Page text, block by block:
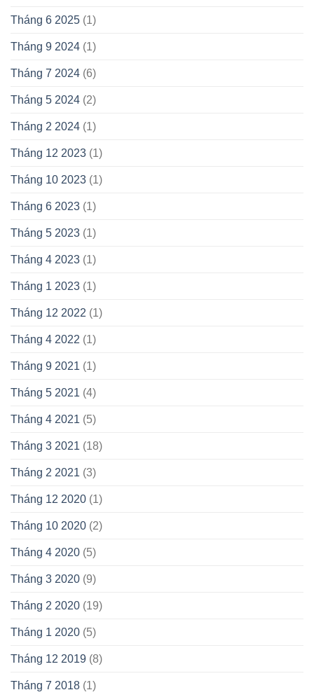
Tháng 6 2025 (1)
Tháng 9 2024 (1)
Tháng 7 2024 (6)
Tháng 5 2024 (2)
Tháng 2 2024 (1)
Tháng 12 2023 (1)
Tháng 10 2023 (1)
Tháng 6 2023 (1)
Tháng 5 2023 (1)
Tháng 4 2023 (1)
Tháng 1 2023 (1)
Tháng 12 2022 (1)
Tháng 4 2022 (1)
Tháng 9 2021 (1)
Tháng 5 2021 (4)
Tháng 4 2021 (5)
Tháng 3 2021 (18)
Tháng 2 2021 (3)
Tháng 12 2020 (1)
Tháng 10 2020 (2)
Tháng 4 2020 (5)
Tháng 3 2020 (9)
Tháng 2 2020 (19)
Tháng 1 2020 (5)
Tháng 12 2019 (8)
Tháng 7 2018 (1)